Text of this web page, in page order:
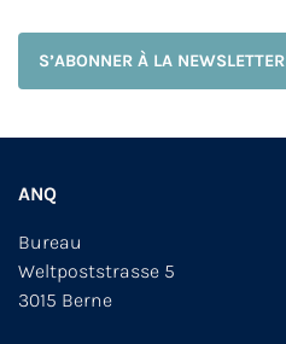
S’ABONNER À LA NEWSLETTER
ANQ
Bureau
Weltpoststrasse 5
3015 Berne